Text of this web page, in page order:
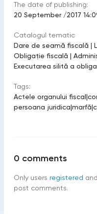
The date of publishing:
20 September /2017
Catalogul tematic
Dare de seamă fiscală |
Obligație fiscală |
Executarea silită a
Tags:
Actele organului fiscal|
persoana juridica|marfă|
0 comments
Only users registered and
post comments.